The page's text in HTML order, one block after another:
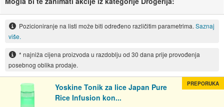
Pozicioniranje na listi može biti određeno različitim parametrima. Saznaj
više.
* najniža cijena proizvoda u razdoblju od 30 dana prije provođenja
posebnog oblika prodaje.
Yoskine Tonik za lice Japan Pure
Rice Infusion kon...
PREPORUKA